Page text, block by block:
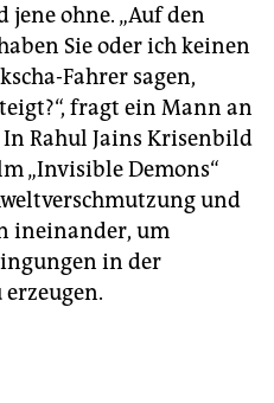
ohne. „Auf den
Sie oder ich keinen
Fahrer sagen,
fragt ein Mann an
Rahul Jains Krisenbild
­„Invisible ­Demons“
und
ineinander, um
in der